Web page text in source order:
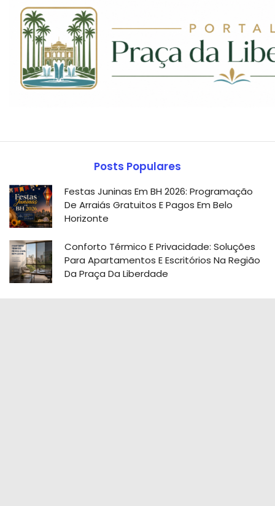
Posts Populares
Festas Juninas Em BH 2026: Programação
De Arraiás Gratuitos E Pagos Em Belo
Horizonte
Conforto Térmico E Privacidade: Soluções
Para Apartamentos E Escritórios Na Região
Da Praça Da Liberdade